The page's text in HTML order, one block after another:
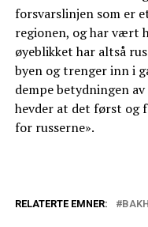
forsvarslinjen som er
regionen, og har vært
øyeblikket har altså
byen og trenger inn i
dempe betydningen
hevder at det først og
for russerne».
RELATERTE EMNER: